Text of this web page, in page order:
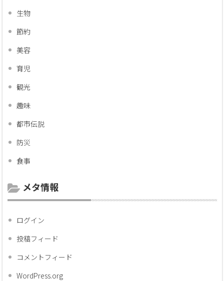
生物
節約
美容
育児
観光
趣味
都市伝説
防災
食事
メタ情報
ログイン
投稿フィード
コメントフィード
WordPress.org